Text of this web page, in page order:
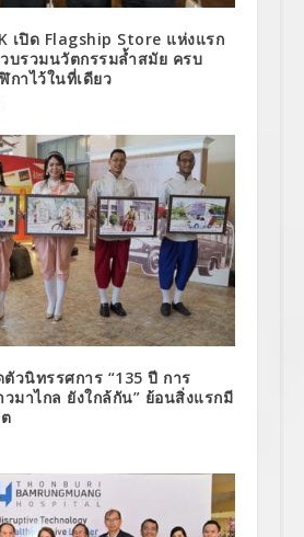
เปิด Flagship Store แห่งแรก
บรวมนวัตกรรมล้ำสมัย ครบ
กาไว้ในที่เดียว
วนิทรรศการ “135 ปี การ
มาไกล ยังใกล้กัน” ย้อนสิ่งแรกมี